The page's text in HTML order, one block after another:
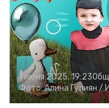
1 июня 2025, 19:23
Фото:Алина Гулиян /